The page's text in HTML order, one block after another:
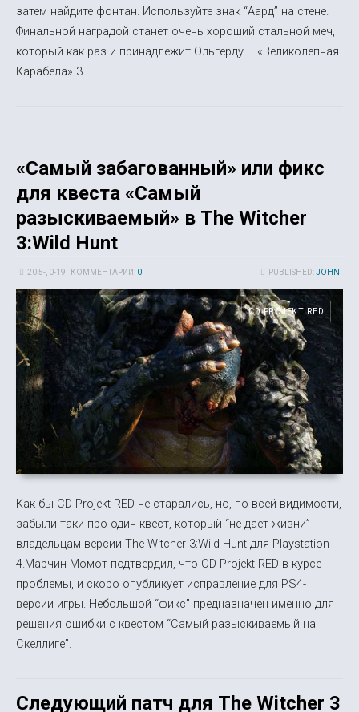
затем найдите фонтан. Используйте знак “Аард” на стене.
Финальной наградой станет очень хороший стальной меч,
который как раз и принадлежит Ольгерду – «Великолепная
Карабела» 3...
«Cамый забагованный» или фикс
для квеста «Самый
разыскиваемый» в The Witcher
3:Wild Hunt
PUBLISHED:JOHN
20 5-, 0-19 КОММЕНТАРИИ: 0
CD PROJEKT RED
Как бы CD Projekt RED не старались, но, по всей видимости,
забыли таки про один квест, который “не дает жизни”
владельцам версии The Witcher 3:Wild Hunt для Playstation
4.Марчин Момот подтвердил, что CD Projekt RED в курсе
проблемы, и скоро опубликует исправление для PS4-
версии игры. Небольшой “фикс” предназначен именно для
решения ошибки с квестом “Самый разыскиваемый на
Скеллиге”.
Следующий патч для The Witcher 3